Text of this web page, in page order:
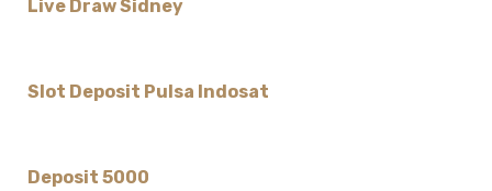
Live Draw Sidney
Slot Deposit Pulsa Indosat
Deposit 5000